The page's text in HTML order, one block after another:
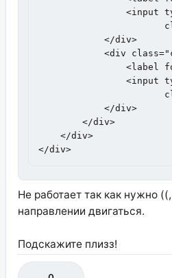
<input
            </div>
<div
<label
<input
            </div>
        </div>
    </div>
</div>
Не работает так как нужно
направлении двигаться.
Подскажите плизз!